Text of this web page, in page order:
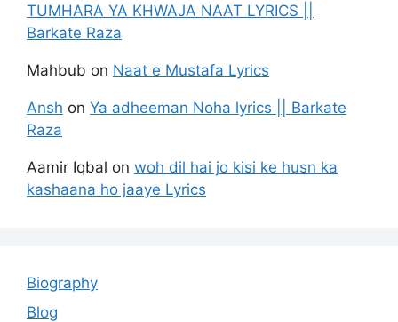
TUMHARA YA KHWAJA NAAT LYRICS ||
Barkate Raza
Mahbub on Naat e Mustafa Lyrics
Ansh on Ya adheeman Noha lyrics || Barkate
Raza
Aamir Iqbal on woh dil hai jo kisi ke husn ka
kashaana ho jaaye Lyrics
Biography
Blog